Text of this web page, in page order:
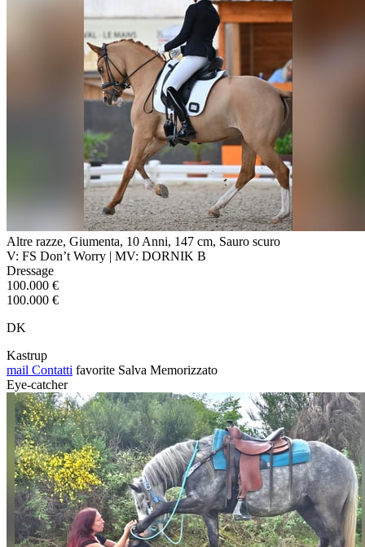
Altre razze, Giumenta, 10 Anni, 147 cm, Sauro scuro
V: FS Don’t Worry | MV: DORNIK B
Dressage
100.000 €
100.000 €
DK
Kastrup
mail Contatti favorite Salva Memorizzato
Eye-catcher